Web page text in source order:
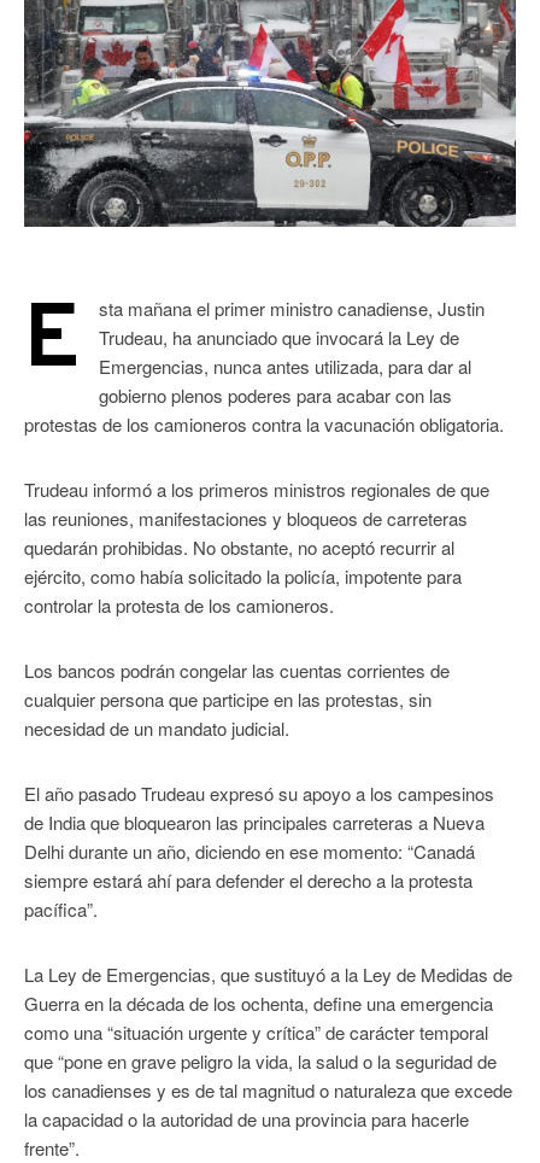
E
sta mañana el primer ministro canadiense, Justin
Trudeau, ha anunciado que invocará la Ley de
Emergencias, nunca antes utilizada, para dar al
gobierno plenos poderes para acabar con las
protestas de los camioneros contra la vacunación obligatoria.
Trudeau informó a los primeros ministros regionales de que
las reuniones, manifestaciones y bloqueos de carreteras
quedarán prohibidas. No obstante, no aceptó recurrir al
ejército, como había solicitado la policía, impotente para
controlar la protesta de los camioneros.
Los bancos podrán congelar las cuentas corrientes de
cualquier persona que participe en las protestas, sin
necesidad de un mandato judicial.
El año pasado Trudeau expresó su apoyo a los campesinos
de India que bloquearon las principales carreteras a Nueva
Delhi durante un año, diciendo en ese momento: “Canadá
siempre estará ahí para defender el derecho a la protesta
pacífica”.
La Ley de Emergencias, que sustituyó a la Ley de Medidas de
Guerra en la década de los ochenta, define una emergencia
como una “situación urgente y crítica” de carácter temporal
que “pone en grave peligro la vida, la salud o la seguridad de
los canadienses y es de tal magnitud o naturaleza que excede
la capacidad o la autoridad de una provincia para hacerle
frente”.